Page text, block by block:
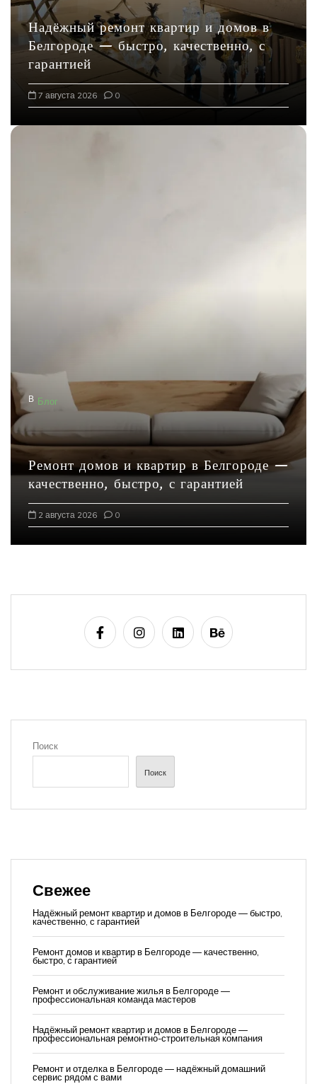
Надёжный ремонт квартир и домов в
Белгороде — быстро, качественно, с
гарантией
7 августа 2026 0
В Блог
Ремонт домов и квартир в Белгороде —
качественно, быстро, с гарантией
2 августа 2026 0
Поиск
Поиск
Свежее
Надёжный ремонт квартир и домов в Белгороде — быстро,
качественно, с гарантией
Ремонт домов и квартир в Белгороде — качественно,
быстро, с гарантией
Ремонт и обслуживание жилья в Белгороде —
профессиональная команда мастеров
Надёжный ремонт квартир и домов в Белгороде —
профессиональная ремонтно-строительная компания
Ремонт и отделка в Белгороде — надёжный домашний
сервис рядом с вами